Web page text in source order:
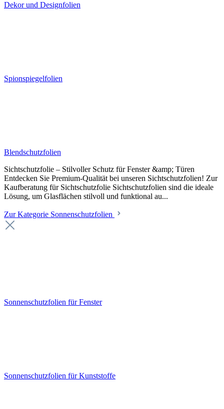
Dekor und Designfolien
Spionspiegelfolien
Blendschutzfolien
Sichtschutzfolie – Stilvoller Schutz für Fenster &amp; Türen
Entdecken Sie Premium-Qualität bei unseren Sichtschutzfolien! Zur
Kaufberatung für Sichtschutzfolie Sichtschutzfolien sind die ideale
Lösung, um Glasflächen stilvoll und funktional au...
Zur Kategorie Sonnenschutzfolien
Sonnenschutzfolien für Fenster
Sonnenschutzfolien für Kunststoffe